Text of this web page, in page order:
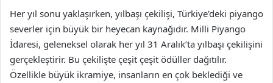
Her yıl sonu yaklaşırken, yılbaşı çekilişi, Türkiye’deki piyango
severler için büyük bir heyecan kaynağıdır. Milli Piyango
İdaresi, geleneksel olarak her yıl 31 Aralık’ta yılbaşı çekilişini
gerçekleştirir. Bu çekilişte çeşit çeşit ödüller dağıtılır.
Özellikle büyük ikramiye, insanların en çok beklediği ve